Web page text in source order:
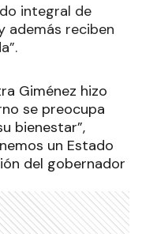
integral de
además reciben
Giménez hizo
se preocupa
bienestar”,
un Estado
del gobernador